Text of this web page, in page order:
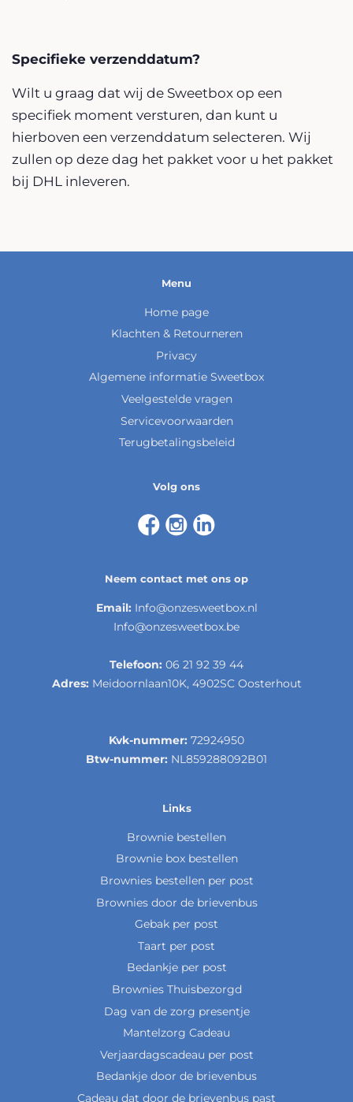
Specifieke verzenddatum?
Wilt u graag dat wij de Sweetbox op een
specifiek moment versturen, dan kunt u
hierboven een verzenddatum selecteren. Wij
zullen op deze dag het pakket voor u het pakket
bij DHL inleveren.
Menu
Home page
Klachten & Retourneren
Privacy
Algemene informatie Sweetbox
Veelgestelde vragen
Servicevoorwaarden
Terugbetalingsbeleid
Volg ons
Neem contact met ons op
Email: Info@onzesweetbox.nl
Info@onzesweetbox.be
Telefoon: 06 21 92 39 44
Adres: Meidoornlaan10K, 4902SC Oosterhout
Kvk-nummer: 72924950
Btw-nummer: NL859288092B01
Links
Brownie bestellen
Brownie box bestellen
Brownies bestellen per post
Brownies door de brievenbus
Gebak per post
Taart per post
Bedankje per post
Brownies Thuisbezorgd
Dag van de zorg presentje
Mantelzorg Cadeau
Verjaardagscadeau per post
Bedankje door de brievenbus
Cadeau dat door de brievenbus past